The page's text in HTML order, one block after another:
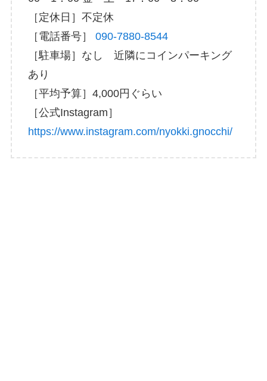
［定休日］不定休
［電話番号］
090-7880-8544
［駐車場］なし 近隣にコインパーキング
あり
［平均予算］4,000円ぐらい
［公式Instagram］
https://www.instagram.com/nyokki.gnocchi/